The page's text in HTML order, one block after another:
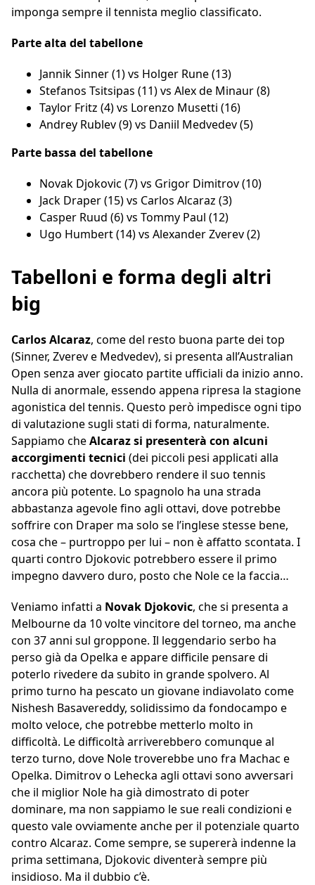
imponga sempre il tennista meglio classificato.
Parte alta del tabellone
Jannik Sinner (1) vs Holger Rune (13)
Stefanos Tsitsipas (11) vs Alex de Minaur (8)
Taylor Fritz (4) vs Lorenzo Musetti (16)
Andrey Rublev (9) vs Daniil Medvedev (5)
Parte bassa del tabellone
Novak Djokovic (7) vs Grigor Dimitrov (10)
Jack Draper (15) vs Carlos Alcaraz (3)
Casper Ruud (6) vs Tommy Paul (12)
Ugo Humbert (14) vs Alexander Zverev (2)
Tabelloni e forma degli altri
big
Carlos Alcaraz, come del resto buona parte dei top
(Sinner, Zverev e Medvedev), si presenta all’Australian
Open senza aver giocato partite ufficiali da inizio anno.
Nulla di anormale, essendo appena ripresa la stagione
agonistica del tennis. Questo però impedisce ogni tipo
di valutazione sugli stati di forma, naturalmente.
Sappiamo cheAlcaraz si presenterà con alcuni
accorgimenti tecnici (dei piccoli pesi applicati alla
racchetta) che dovrebbero rendere il suo tennis
ancora più potente. Lo spagnolo ha una strada
abbastanza agevole fino agli ottavi, dove potrebbe
soffrire con Draper ma solo se l’inglese stesse bene,
cosa che – purtroppo per lui – non è affatto scontata. I
quarti contro Djokovic potrebbero essere il primo
impegno davvero duro, posto che Nole ce la faccia…
Veniamo infatti a Novak Djokovic, che si presenta a
Melbourne da 10 volte vincitore del torneo, ma anche
con 37 anni sul groppone. Il leggendario serbo ha
perso già da Opelka e appare difficile pensare di
poterlo rivedere da subito in grande spolvero. Al
primo turno ha pescato un giovane indiavolato come
Nishesh Basavereddy, solidissimo da fondocampo e
molto veloce, che potrebbe metterlo molto in
difficoltà. Le difficoltà arriverebbero comunque al
terzo turno, dove Nole troverebbe uno fra Machac e
Opelka. Dimitrov o Lehecka agli ottavi sono avversari
che il miglior Nole ha già dimostrato di poter
dominare, ma non sappiamo le sue reali condizioni e
questo vale ovviamente anche per il potenziale quarto
contro Alcaraz. Come sempre, se supererà indenne la
prima settimana, Djokovic diventerà sempre più
insidioso. Ma il dubbio c’è.